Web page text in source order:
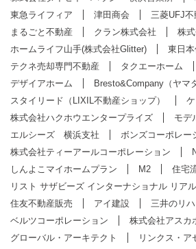
東急ライフィア
津田商会 三菱UFJ不
まるごと不動産
クラン株式会社 株
ホームライフ山手(株式会社Glitter)
東日
テクネ売却専門不動産
タクエーホーム
デザイアホーム
Bresto&Company（ヤマ
スタイリード（LIXIL不動産ショップ）
株式会社ハクホウエンタープライズ
モデ
エルシーズ 横浜支社
ボンズコーポレー
株式会社ティーアールコーポレーション
しんよこマイホームプラン
M2 住宅
リスト サザビーズ インターナショナル リア
住友不動産販売
アイ建設 三井のリ
ベルツコーポレーション
株式会社アスカ
グローバル・アーキテクト
リンクス・ア